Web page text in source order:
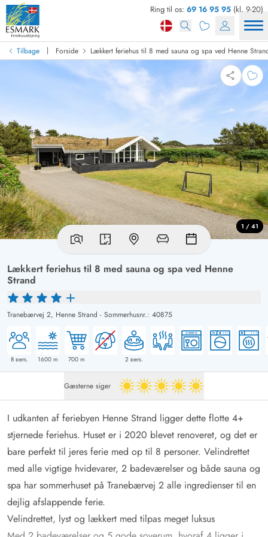
Ring til os: 69 16 95 95 (kl. 9-20)
Tilbage | Forside Lækkert feriehus til 8 med sauna og spa ved Henne
Lækkert feriehus til 8 med sauna og spa ved Henne
Strand
Tranebærvej 2, Henne Strand - Sommerhusnr.: 40875
8pers. 1600 m 700 m 2 pers.
1 / 41
Gæsterne siger 5 ud af 5
I udkanten af feriebyen Henne Strand ligger dette flotte 4+
stjernede feriehus. Huset er i 2020 blevet renoveret, og det er
bare perfekt til jeres ferie med op til 8 personer. Velindrettet
med alle vigtige hvidevarer, 2 badeværelser og både sauna og
spa har sommerhuset på Tranebærvej 2 alle ingredienser til en
dejlig afslappende ferie.
Velindrettet, lyst og lækkert med tilpas meget luksus